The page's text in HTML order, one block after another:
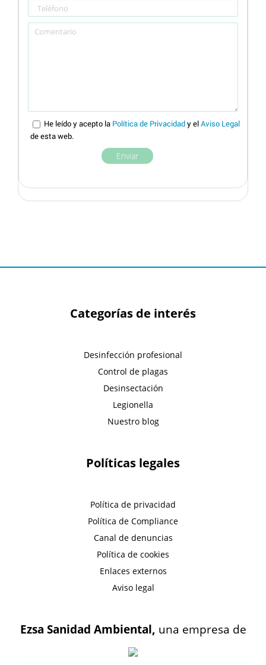
He leído y acepto la Política de Privacidady elAviso Legal
de esta web.
Categorías de interés
Desinfección profesional
Control de plagas
Desinsectación
Legionella
Nuestro blog
Políticas legales
Política de privacidad
Política de Compliance
Canal de denuncias
Política de cookies
Enlaces externos
Aviso legal
Ezsa Sanidad Ambiental, una empresa de